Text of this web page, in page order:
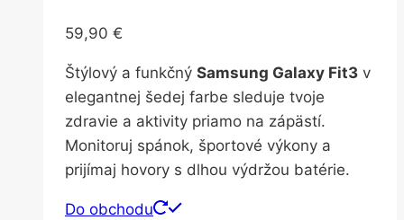
59,90 €
Štýlový a funkčný Samsung Galaxy Fit3 v
elegantnej šedej farbe sleduje tvoje
zdravie a aktivity priamo na zápästí.
Monitoruj spánok, športové výkony a
prijímaj hovory s dlhou výdržou batérie.
Do obchodu